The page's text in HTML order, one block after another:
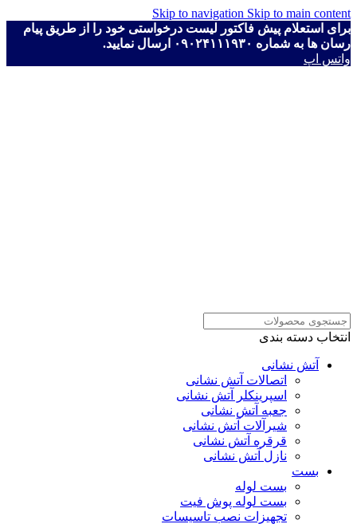
Skip to navigation Skip to main content
برای استعلام پیش فاکتور لیست درخواستی خود را از طریق پیام
رسان ها به شماره ۰۹۰۲۴۱۱۱۹۳۰ ارسال نمایید.
واتس اپ
انتخاب دسته بندی
آتش نشانی
اتصالات آتش نشانی
اسپرینکلر آتش نشانی
جعبه آتش نشانی
شیرآلات آتش نشانی
قرقره آتش نشانی
نازل آتش نشانی
بست
بست لوله
بست لوله پوش فیت
تجهیزات نصب تاسیسات